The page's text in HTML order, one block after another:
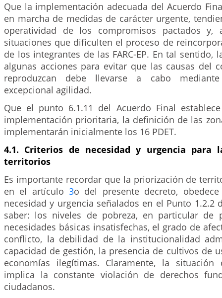
Que la implementación adecuada del Acuerdo
en marcha de medidas de carácter urgente,
operatividad de los compromisos pactados y,
situaciones que dificulten el proceso de
de los integrantes de las FARC-EP. En tal sentido,
algunas acciones para evitar que las causas del
reproduzcan debe llevarse a cabo
excepcional agilidad.
Que el punto 6.1.11 del Acuerdo Final
implementación prioritaria, la definición de las
implementarán inicialmente los 16 PDET.
4.1. Criterios de necesidad y urgencia para
territorios
Es importante recordar que la priorización de
en el artículo3o del presente decreto,
necesidad y urgencia señalados en el Punto 1.2.2
saber: los niveles de pobreza, en particular de
necesidades básicas insatisfechas, el grado de
conflicto, la debilidad de la institucionalidad
capacidad de gestión, la presencia de cultivos de
economías ilegítimas. Claramente, la situación
implica la constante violación de derechos
ciudadanos.